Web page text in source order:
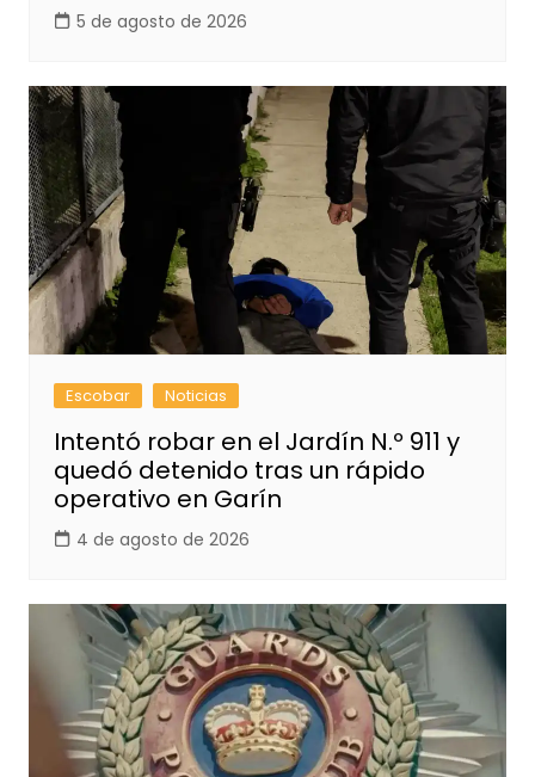
5 de agosto de 2026
Escobar Noticias
Intentó robar en el Jardín N.º 911 y
quedó detenido tras un rápido
operativo en Garín
4 de agosto de 2026